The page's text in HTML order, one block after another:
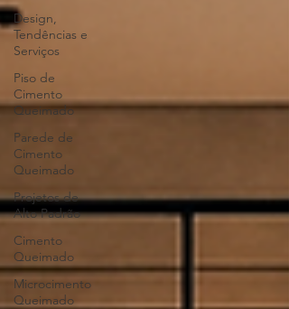
Design,
Tendências e
Serviços
Piso de
Cimento
Queimado
Parede de
Cimento
Queimado
Projetos de
Alto Padrão
Cimento
Queimado
Microcimento
Queimado